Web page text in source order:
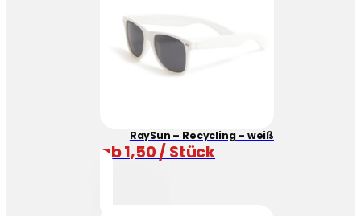
RaySun – Recycling – weiß
ab 1,50 / Stück